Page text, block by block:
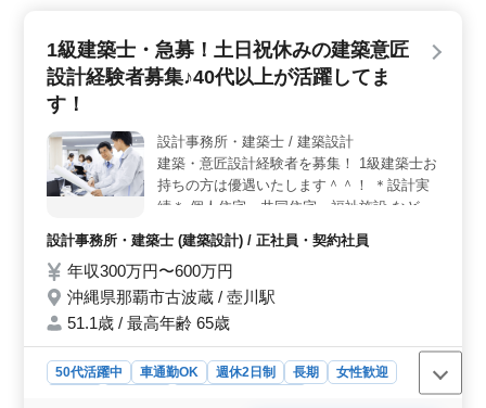
チャンスです。 ＜業務内容＞ 学校、公共施設、記
念館、幼稚園などの建築意匠設計を担当します。具体的
な業務内容は、施主との打ち合わせから現地調査、設
計、積算、申請、書類作成、施工会社選定、設計監理な
ど多岐にわたります。CAD操作の経験を活かして、やり
がいのある仕事に取り組めます。 ＜応募要件＞ 必
須の資格は2級建築士以上と普通自動車運転免許。建築設
計業務経験6年以上やCAD経験があれば尚可です。建築の
い環境での成長を目指す方に最適なポジションです。
1級建築士・急募！土日祝休みの建築意匠
設計経験者募集♪40代以上が活躍してま
す！
設計事務所・建築士 / 建築設計
建築・意匠設計経験者を募集！ 1級建築士お
持ちの方は優遇いたします＾＾！ ＊設計実
績＊ 個人住宅・共同住宅・福祉施設 など ＊
ランニング 基本設計、実施設計、積算 確認
申請、各種書類作成、施工会社選定、設計監
理 等 CAD操作あり ◯資格手当支給 ◯車通
勤可 ◯土日祝休み 40代以上が活躍している
か？ 皆様のご応募、お待ちしております！
設計事務所・建築士 (建築設計) / 正社員・契約社員
年収300万円〜600万円
沖縄県那覇市古波蔵 / 壺川駅
51.1歳 / 最高年齢 65歳
50代活躍中 車通勤OK 週休2日制 長期
女性歓迎